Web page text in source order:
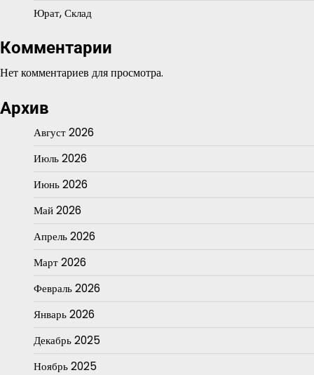
Юрат, Склад
Комментарии
Нет комментариев для просмотра.
Архив
Август 2026
Июль 2026
Июнь 2026
Май 2026
Апрель 2026
Март 2026
Февраль 2026
Январь 2026
Декабрь 2025
Ноябрь 2025